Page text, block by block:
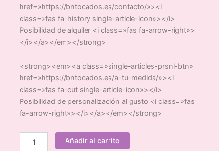
href=»https://bntocados.es/contacto/»><i
class=»fas fa-history single-article-icon»></i>
Posibilidad de alquiler <i class=»fas fa-arrow-right»>
</i></a></em></strong>
<strong><em><a class=»single-articles-prsnl-btn»
href=»https://bntocados.es/a-tu-medida/»><i
class=»fas fa-cut single-article-icon»></i>
Posibilidad de personalización al gusto <i class=»fas
fa-arrow-right»></i></a></em></strong>
Verano
Añadir al carrito